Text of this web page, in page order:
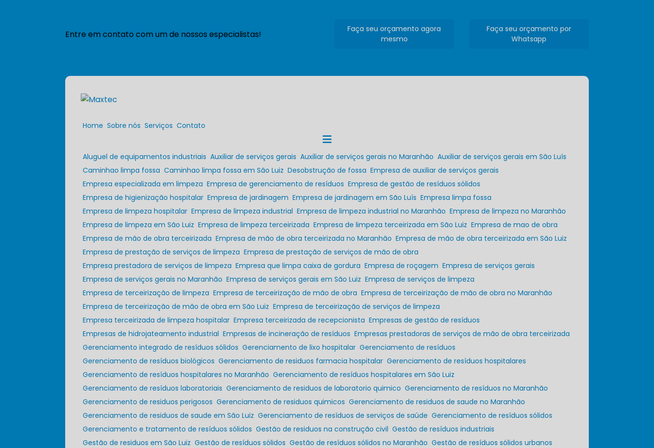
Entre em contato com um de nossos especialistas!
Faça seu orçamento agora
mesmo
Faça seu orçamento por
Whatsapp
Home Sobre nós Serviços Contato
Aluguel de equipamentos industriais Auxiliar de serviços gerais Auxiliar de serviços gerais no Maranhão
Auxiliar de serviços gerais em São Luís
Caminhao limpa fossa
Caminhao limpa fossa em São Luiz Desobstrução de fossa
Empresa de auxiliar de serviços gerais
Empresa especializada em limpeza
Empresa de gerenciamento de resíduos
Empresa de gestão de resíduos sólidos
Empresa de higienização hospitalar
Empresa de jardinagem Empresa de jardinagem em São Luís
Empresa limpa fossa
Empresa de limpeza hospitalar
Empresa de limpeza industrial Empresa de limpeza industrial no Maranhão
Empresa de limpeza no Maranhão
Empresa de limpeza em São Luiz
Empresa de limpeza terceirizada Empresa de limpeza terceirizada em São Luiz
Empresa de mao de obra
Empresa de mão de obra terceirizada
Empresa de mão de obra terceirizada no Maranhão
Empresa de mão de obra terceirizada em São Luiz
Empresa de prestação de serviços de limpeza
Empresa de prestação de serviços de mão de obra
Empresa prestadora de serviços de limpeza
Empresa que limpa caixa de gordura Empresa de roçagem
Empresa de serviços gerais
Empresa de serviços gerais no Maranhão
Empresa de serviços gerais em São Luiz
Empresa de serviços de limpeza
Empresa de terceirização de limpeza
Empresa de terceirização de mão de obra
Empresa de terceirização de mão de obra no Maranhão
Empresa de terceirização de mão de obra em São Luiz
Empresa de terceirização de serviços de limpeza
Empresa terceirizada de limpeza hospitalar
Empresa terceirizada de recepcionista
Empresas de gestão de resíduos
Empresas de hidrojateamento industrial
Empresas de incineração de resíduos
Empresas prestadoras de serviços de mão de obra terceirizada
Gerenciamento integrado de resíduos sólidos
Gerenciamento de lixo hospitalar
Gerenciamento de resíduos
Gerenciamento de resíduos biológicos
Gerenciamento de residuos farmacia hospitalar
Gerenciamento de resíduos hospitalares
Gerenciamento de resíduos hospitalares no Maranhão
Gerenciamento de resíduos hospitalares em São Luiz
Gerenciamento de resíduos laboratoriais
Gerenciamento de residuos de laboratorio quimico
Gerenciamento de resíduos no Maranhão
Gerenciamento de residuos perigosos
Gerenciamento de residuos quimicos
Gerenciamento de residuos de saude no Maranhão
Gerenciamento de residuos de saude em São Luiz
Gerenciamento de resíduos de serviços de saúde
Gerenciamento de resíduos sólidos
Gerenciamento e tratamento de resíduos sólidos
Gestão de residuos na construção civil
Gestão de resíduos industriais
Gestão de residuos em São Luiz
Gestão de resíduos sólidos Gestão de resíduos sólidos no Maranhão
Gestão de resíduos sólidos urbanos